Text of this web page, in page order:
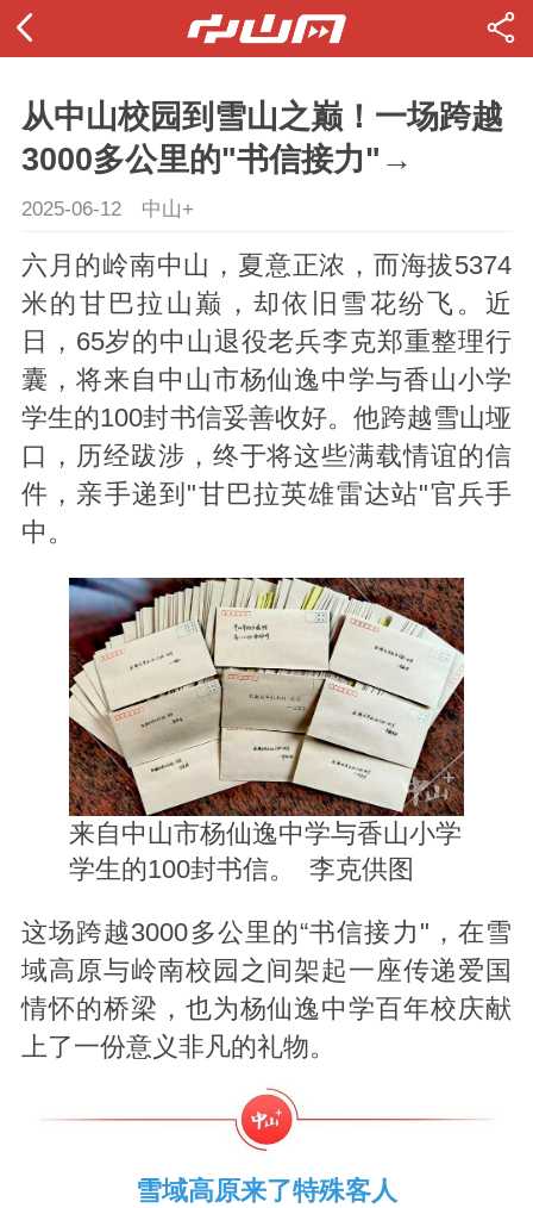
从中山校园到雪山之巅！一场跨越
3000多公里的"书信接力"→
2025-06-12 中山+
六月的岭南中山，夏意正浓，而海拔5374
米的甘巴拉山巅，却依旧雪花纷飞。近
日，65岁的中山退役老兵李克郑重整理行
囊，将来自中山市杨仙逸中学与香山小学
学生的100封书信妥善收好。他跨越雪山垭
口，历经跋涉，终于将这些满载情谊的信
件，亲手递到"甘巴拉英雄雷达站"官兵手
中。
来自中山市杨仙逸中学与香山小学
学生的100封书信。 李克供图
这场跨越3000多公里的“书信接力"，在雪
域高原与岭南校园之间架起一座传递爱国
情怀的桥梁，也为杨仙逸中学百年校庆献
上了一份意义非凡的礼物。
雪域高原来了特殊客人